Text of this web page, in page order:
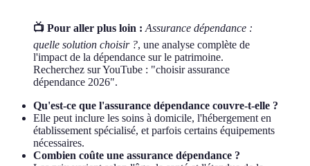
📺 Pour aller plus loin : Assurance dépendance :
quelle solution choisir ?, une analyse complète de
l'impact de la dépendance sur le patrimoine.
Recherchez sur YouTube : "choisir assurance
dépendance 2026".
Qu'est-ce que l'assurance dépendance couvre-t-elle ?
Elle peut inclure les soins à domicile, l'hébergement en
établissement spécialisé, et parfois certains équipements
nécessaires.
Combien coûte une assurance dépendance ?